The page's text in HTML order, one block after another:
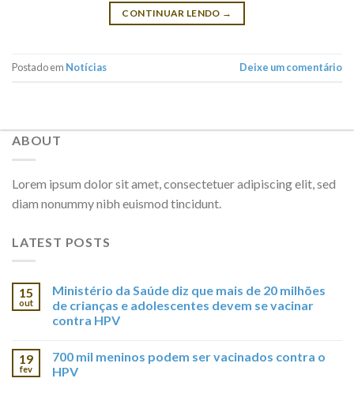
CONTINUAR LENDO →
Postado em Notícias Deixe um comentário
ABOUT
Lorem ipsum dolor sit amet, consectetuer adipiscing elit, sed
diam nonummy nibh euismod tincidunt.
LATEST POSTS
15
out
Ministério da Saúde diz que mais de 20 milhões
de crianças e adolescentes devem se vacinar
contra HPV
19
fev
700 mil meninos podem ser vacinados contra o
HPV